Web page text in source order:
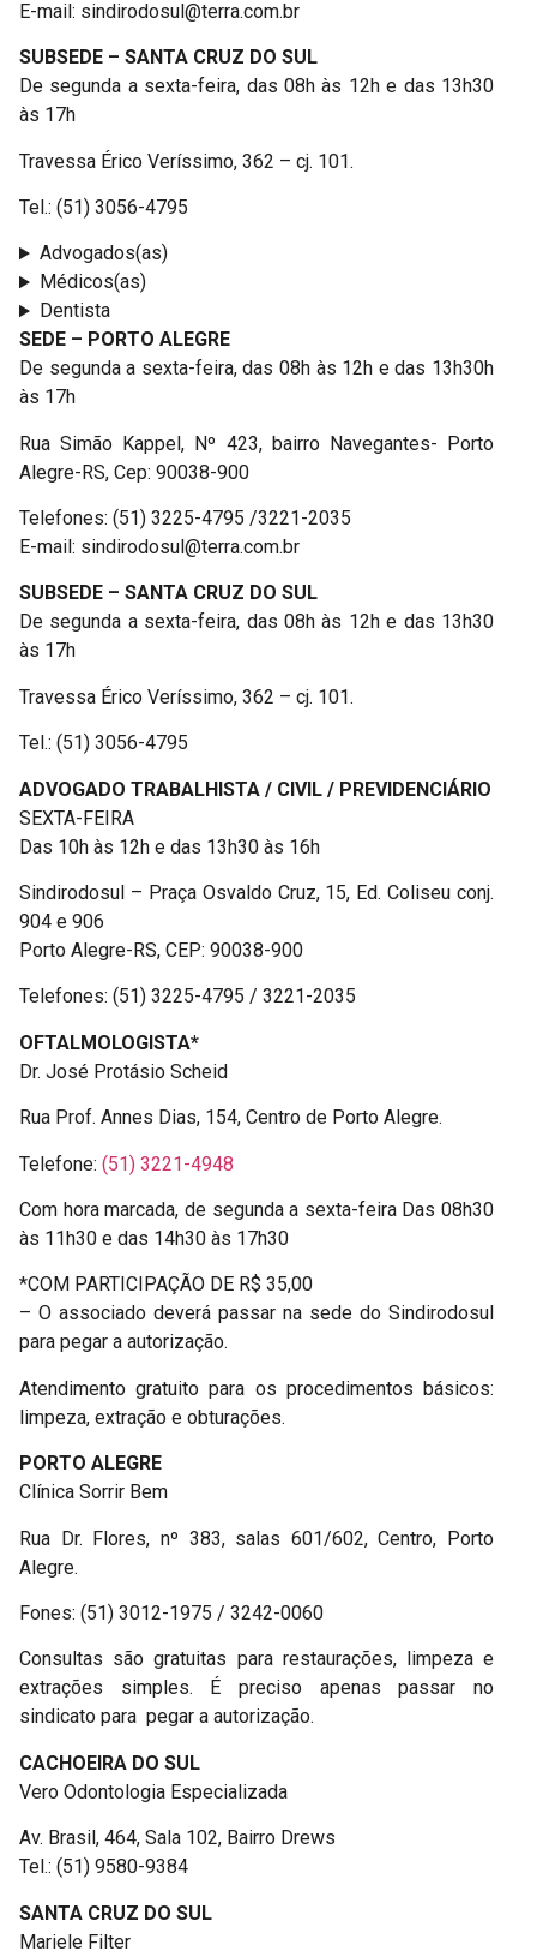
E-mail: sindirodosul@terra.com.br
SUBSEDE – SANTA CRUZ DO SUL
De segunda a sexta-feira, das 08h às 12h e das 13h30
às 17h
Travessa Érico Veríssimo, 362 – cj. 101.
Tel.: (51) 3056-4795
Advogados(as)
Médicos(as)
Dentista
SEDE – PORTO ALEGRE
De segunda a sexta-feira, das 08h às 12h e das 13h30h
às 17h
Rua Simão Kappel, Nº 423, bairro Navegantes- Porto
Alegre-RS, Cep: 90038-900
Telefones: (51) 3225-4795 /3221-2035
E-mail: sindirodosul@terra.com.br
SUBSEDE – SANTA CRUZ DO SUL
De segunda a sexta-feira, das 08h às 12h e das 13h30
às 17h
Travessa Érico Veríssimo, 362 – cj. 101.
Tel.: (51) 3056-4795
ADVOGADO TRABALHISTA / CIVIL / PREVIDENCIÁRIO
SEXTA-FEIRA
Das 10h às 12h e das 13h30 às 16h
Sindirodosul – Praça Osvaldo Cruz, 15, Ed. Coliseu conj.
904 e 906
Porto Alegre-RS, CEP: 90038-900
Telefones: (51) 3225-4795 / 3221-2035
OFTALMOLOGISTA*
Dr. José Protásio Scheid
Rua Prof. Annes Dias, 154, Centro de Porto Alegre.
Telefone: (51) 3221-4948
Com hora marcada, de segunda a sexta-feira Das 08h30
às 11h30 e das 14h30 às 17h30
*COM PARTICIPAÇÃO DE R$ 35,00
– O associado deverá passar na sede do Sindirodosul
para pegar a autorização.
Atendimento gratuito para os procedimentos básicos:
limpeza, extração e obturações.
PORTO ALEGRE
Clínica Sorrir Bem
Rua Dr. Flores, nº 383, salas 601/602, Centro, Porto
Alegre.
Fones: (51) 3012-1975 / 3242-0060
Consultas são gratuitas para restaurações, limpeza e
extrações simples. É preciso apenas passar no
sindicato para pegar a autorização.
CACHOEIRA DO SUL
Vero Odontologia Especializada
Av. Brasil, 464, Sala 102, Bairro Drews
Tel.: (51) 9580-9384
SANTA CRUZ DO SUL
Mariele Filter